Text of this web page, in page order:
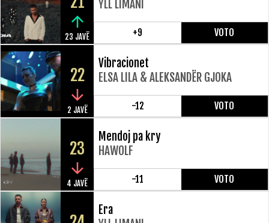
23 JAVË
YLL LIMANI
+9 VOTO
22
2 JAVË
Vibracionet
ELSA LILA & ALEKSANDËR GJOKA
-12 VOTO
23
4 JAVË
Mendoj pa kry
HAWOLF
-11 VOTO
Era